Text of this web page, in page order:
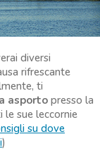
diversi
rifrescante
ti
asportopresso la
le sue leccornie
su dove
)